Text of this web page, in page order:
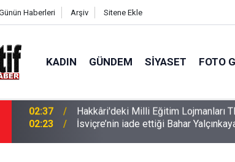
Haberleri Arşiv Sitene Ekle
KADIN GÜNDEM SIYASET FOTO
02:23 İsviçre’nin iade ettiği Bahar